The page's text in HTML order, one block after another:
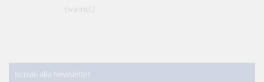
(iva incl.)
Iscriviti alla Newsletter